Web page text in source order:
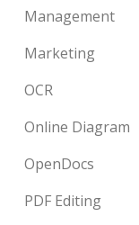
Management
Marketing
OCR
Online Diagram
OpenDocs
PDF Editing